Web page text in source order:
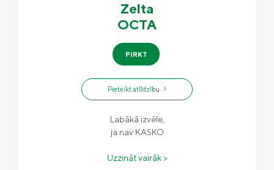
Zelta
OCTA
PIRKT
Pieteikt atlīdzību
Labākā izvēle,
ja nav KASKO
Uzzināt vairāk >